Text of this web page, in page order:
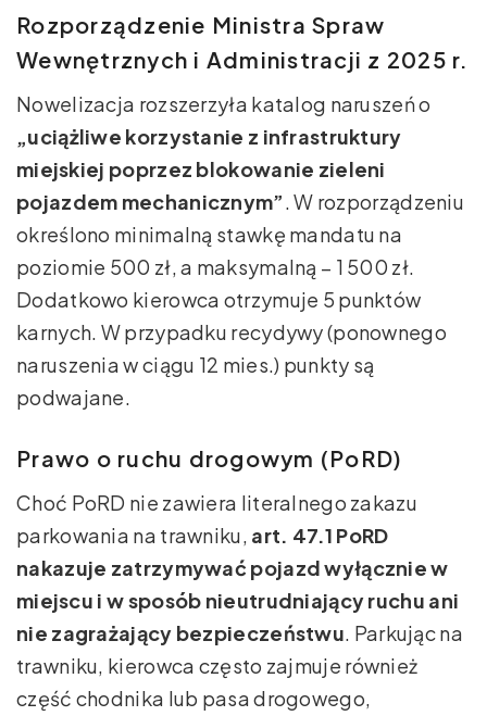
Rozporządzenie Ministra Spraw
Wewnętrznych i Administracji z 2025 r.
Nowelizacja rozszerzyła katalog naruszeń o
„uciążliwe korzystanie z infrastruktury
miejskiej poprzez blokowanie zieleni
pojazdem mechanicznym”. W rozporządzeniu
określono minimalną stawkę mandatu na
poziomie 500 zł, a maksymalną – 1 500 zł.
Dodatkowo kierowca otrzymuje 5 punktów
karnych. W przypadku recydywy (ponownego
naruszenia w ciągu 12 mies.) punkty są
podwajane.
Prawo o ruchu drogowym (PoRD)
Choć PoRD nie zawiera literalnego zakazu
parkowania na trawniku, art. 47.1 PoRD
nakazuje zatrzymywać pojazd wyłącznie w
miejscu i w sposób nieutrudniający ruchu ani
nie zagrażający bezpieczeństwu. Parkując na
trawniku, kierowca często zajmuje również
część chodnika lub pasa drogowego,